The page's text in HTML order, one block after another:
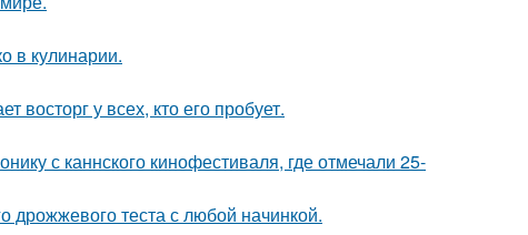
в кулинарии.
восторг у всех, кто его пробует.
с каннского кинофестиваля, где отмечали 25-
дрожжевого теста с любой начинкой.